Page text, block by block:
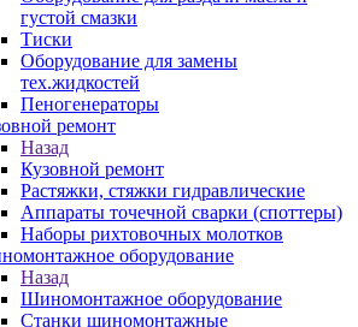
густой смазки
Тиски
Оборудование для замены
тех.жидкостей
Пеногенераторы
ремонт
Назад
Кузовной ремонт
Растяжки, стяжки гидравлические
Аппараты точечной сварки (споттеры)
Наборы рихтовочных молотков
оборудование
Назад
Шиномонтажное оборудование
Станки шиномонтажные